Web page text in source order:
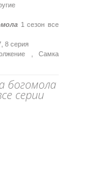
1 сезон все
8 серия
, Самка
богомола
серии